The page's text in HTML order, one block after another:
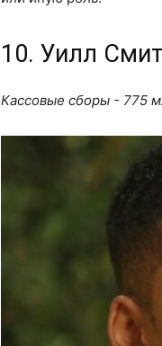
10. Уилл Смит
Кассовые сборы - 775